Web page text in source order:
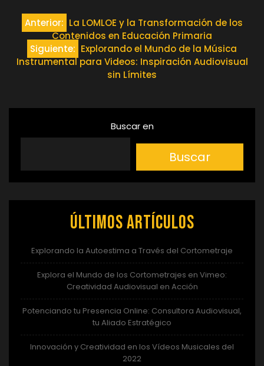
Navegación
entradas
Anterior: La LOMLOE y la Transformación de los
Contenidos en Educación Primaria
Siguiente: Explorando el Mundo de la Música
Instrumental para Videos: Inspiración Audiovisual
sin Límites
Buscar en
Buscar
Últimos artículos
Explorando la Autoestima a Través del Cortometraje
Explora el Mundo de los Cortometrajes en Vimeo:
Creatividad Audiovisual en Acción
Potenciando tu Presencia Online: Consultora Audiovisual,
tu Aliado Estratégico
Innovación y Creatividad en los Vídeos Musicales del
2022